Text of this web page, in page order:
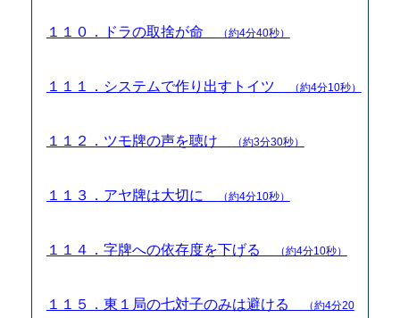
１１０．ドラの取捨が命 （約4分40秒）
１１１．システムで作り出すトイツ （約4分10秒）
１１２．ツモ牌の声を聴け （約3分30秒）
１１３．アヤ牌は大切に （約4分10秒）
１１４．字牌への依存度を下げる （約4分10秒）
１１５．東１局の七対子のみは避ける
（約4分20